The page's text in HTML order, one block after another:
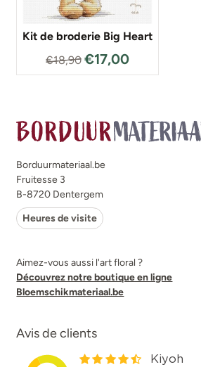
Kit de broderie Big Heart
€18,90 €17,00
Borduurmateriaal.be
Fruitesse 3
B-8720 Dentergem
Heures de visite
Aimez-vous aussi l'art floral ?
Découvrez notre boutique en ligne
Bloemschikmateriaal.be
Avis de clients